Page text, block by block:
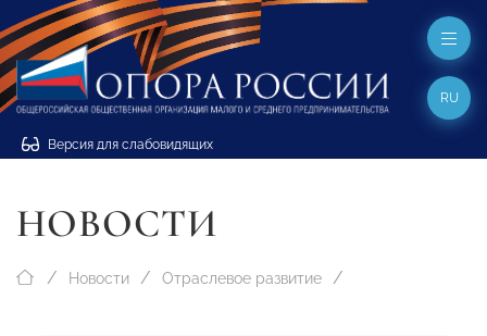
Версия для слабовидящих
RU
НОВОСТИ
Новости Отраслевое развитие